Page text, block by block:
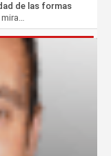
de las formas